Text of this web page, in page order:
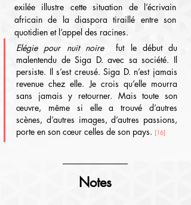
exilée illustre cette situation de l’écrivain
africain de la diaspora tiraillé entre son
quotidien et l’appel des racines.
Elégie pour nuit noire fut le début du
malentendu de Siga D. avec sa société. Il
persiste. Il s’est creusé. Siga D. n’est jamais
revenue chez elle. Je crois qu’elle mourra
sans jamais y retourner. Mais toute son
œuvre, même si elle a trouvé d’autres
scènes, d’autres images, d’autres passions,
porte en son cœur celles de son pays. [16]
Notes